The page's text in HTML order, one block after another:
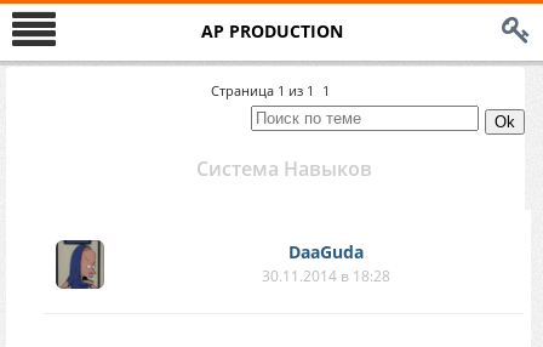
AP PRODUCTION
Страница 1 из 1 1
Система Навыков
DaaGuda
30.11.2014 в 18:28